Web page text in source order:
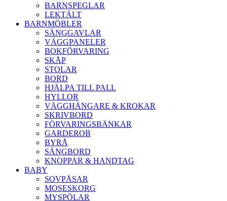
BARNSPEGLAR
LEKTÄLT
BARNMÖBLER
SÄNGGAVLAR
VÄGGPANELER
BOKFÖRVARING
SKÅP
STOLAR
BORD
HJÄLPA TILL PALL
HYLLOR
VÄGGHÄNGARE & KROKAR
SKRIVBORD
FÖRVARINGSBÄNKAR
GARDEROB
BYRÅ
SÄNGBORD
KNOPPAR & HANDTAG
BABY
SOVPÅSAR
MOSESKORG
MYSPÖLAR